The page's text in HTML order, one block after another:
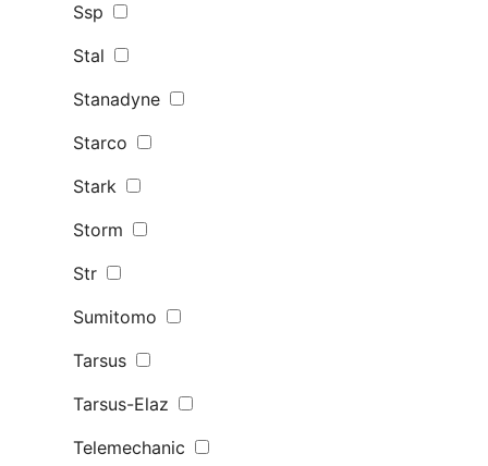
Ssp
Stal
Stanadyne
Starco
Stark
Storm
Str
Sumitomo
Tarsus
Tarsus-Elaz
Telemechanic